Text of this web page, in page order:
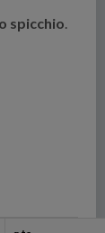
spicchio.